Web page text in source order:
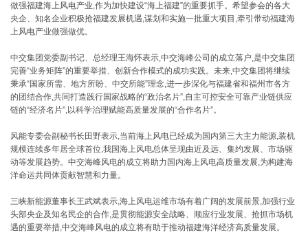
做强福建海上风电产业,作为加快建设“海上福建”的重要抓手。希望参会的各大
央企、知名企业积极抢福建发展机遇,谋划和实施一批重大项目,牵引带动福建海
上风电产业做强做优。
中交集团党委副书记、总经理王海怀表示,中交海峰公司的成立落户,是中交集团
完善“业务矩阵”的重要举措、创新合作模式的成功实践。未来,中交集团将继续
秉承“国家所需、地方所盼、中交所能”理念,进一步深化与福建省和福州市各方
的团结合作,共同打造践行国家战略的“政治名片”,自主可控安全可靠产业链供应
链的“经济名片”,以科学治理赋能高质量发展的“合作名片”。
风能专委会副秘书长田野表示,当前海上风电已经成为国内第三大主力能源,装机
规模连续多年居全球首位,我国海上风电总体呈现由近及远、集约发展、市场驱
动等发展趋势。中交海峰风电的成立将助力国内海上风电高质量发展,为构建海
洋命运共同体贡献智慧和力量。
三峡新能源董事长王武斌表示,海上风电运维市场有着广阔的发展前景,加强行业
头部央企及知名民企的合作,是贯彻能源安全战略、顺应行业发展、抢抓市场机
遇的重要举措,中交海峰风电的成立将有助于推动福建海洋经济高质量发展。